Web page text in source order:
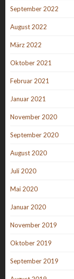
September 2022
August 2022
März 2022
Oktober 2021
Februar 2021
Januar 2021
November 2020
September 2020
August 2020
Juli 2020
Mai 2020
Januar 2020
November 2019
Oktober 2019
September 2019